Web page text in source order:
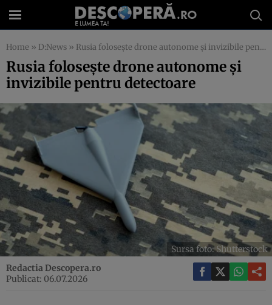
Home » D:News » Rusia folosește drone autonome și invizibile pentru detectoare
Rusia folosește drone autonome și
invizibile pentru detectoare
Sursa foto: Shutterstock
Redactia Descopera.ro
Publicat: 06.07.2026